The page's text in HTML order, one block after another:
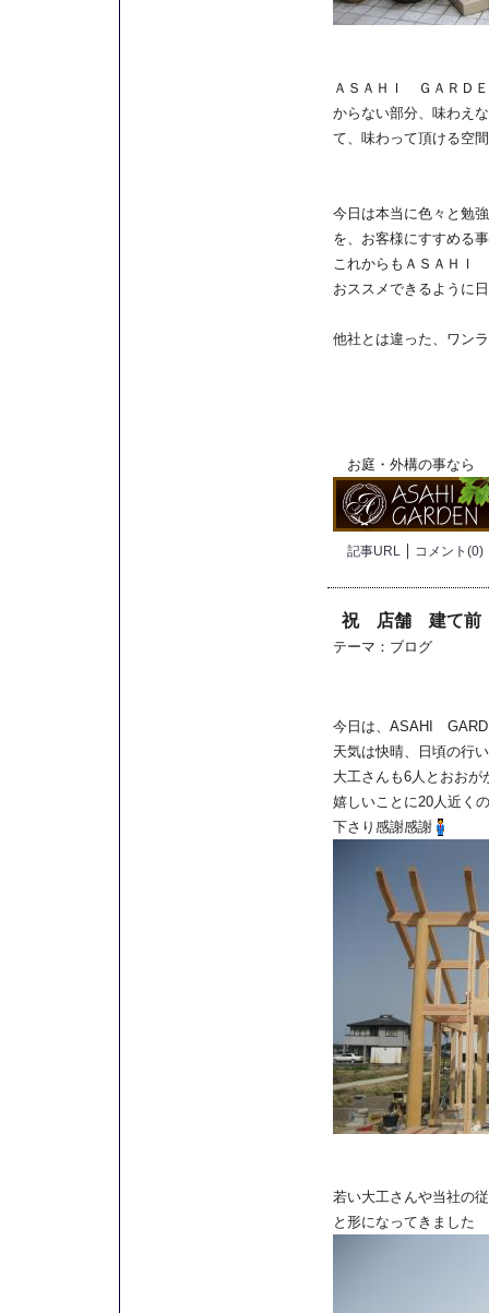
ＡＳＡＨＩ ＧＡＲＤ
からない部分、味わえ
て、味わって頂ける空
今日は本当に色々と勉
を、お客様にすすめる
これからもＡＳＡＨＩ
おススメできるように
他社とは違った、ワン
お庭・外構の事なら
記事URL コメント(0)
祝 店舗 建て前
テーマ： ブログ
今日は、ASAHI
天気は快晴、日頃の行
大工さんも6人とおおが
嬉しいことに20人近く
下さり感謝感謝
若い大工さんや当社の
と形になってきました